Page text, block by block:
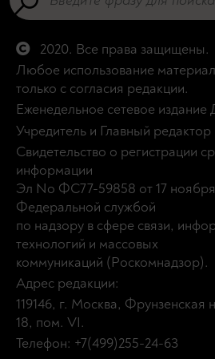
2020. Все права защищены.
Любое использование
только с согласия редакции.
Еженедельное сетевое издание
Учредитель и Главный
Свидетельство о регистрации
информации
Эл No ФС77-59858 от 17
Федеральной службой
по надзору в сфере связи,
технологий и массовых
коммуникаций (Роскомнадзор).
Адрес редакции:
119146, г. Москва, Фрунзенская
18, пом. VI.
Телефон: +7(499)255-24-63